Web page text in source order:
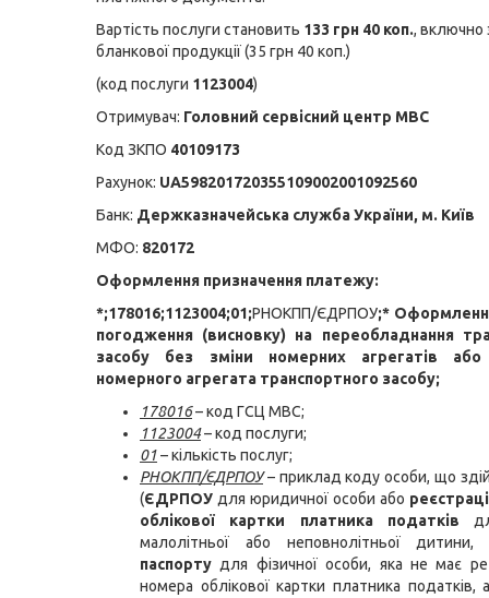
Вартість послуги становить 133 грн 40 коп., включно
бланкової продукції (35 грн 40 коп.)
(код послуги 1123004)
Отримувач: Головний сервісний центр МВС
Код ЗКПО 40109173
Рахунок: UA598201720355109002001092560
Банк: Держказначейська служба України, м. Київ
МФО: 820172
Оформлення призначення платежу:
*;178016;1123004;01;РНОКПП/ЄДРПОУ;*
погодження (висновку) на переобладнання
засобу без зміни номерних агрегатів
номерного агрегата транспортного засобу;
178016– код ГСЦ МВС;
1123004– код послуги;
01– кількість послуг;
РНОКПП/ЄДРПОУ– приклад коду особи, що
(ЄДРПОУ для юридичної особи або
облікової картки платника податків
малолітньої або неповнолітньої
паспорту для фізичної особи, яка не має
номера облікової картки платника податків,